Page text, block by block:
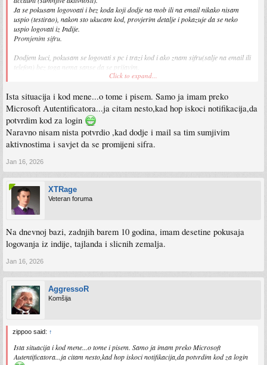
Ja se pokusam logovoati i bez koda koji dodje na mob ili na email nikako nisam
uspio (testirao), nakon sto ukucam kod, provjerim detalje i pokazuje da se neko
uspio logovati iz Indije.
Promjenim sifru.
Dodjem kuci, pokusam se logovati s pc i trazi kod i ako znam sifru(salje na email ili
telefon) bez toga nema sanse da se prijavim.
nema pristup mob-broju a ni recovery kodovima.
Email se pojavljuje nahttps://haveibeenpwned.com/
ali sifra nigdje nije ista, cak chrome generise sifre.
Click to expand...
Ista situacija i kod mene...o tome i pisem. Samo ja imam preko
Microsoft Autentificatora...ja citam nesto,kad hop iskoci notifikacija,da
potvrdim kod za login
Naravno nisam nista potvrdio ,kad dodje i mail sa tim sumjivim
aktivnostima i savjet da se promijeni sifra.
Jan 16, 2026
XTRage
Veteran foruma
Na dnevnoj bazi, zadnjih barem 10 godina, imam desetine pokusaja
logovanja iz indije, tajlanda i slicnih zemalja.
Jan 16, 2026
AggressoR
Komšija
zippoo said: ↑
Ista situacija i kod mene...o tome i pisem. Samo ja imam preko Microsoft
Autentificatora...ja citam nesto,kad hop iskoci notifikacija,da potvrdim kod za login